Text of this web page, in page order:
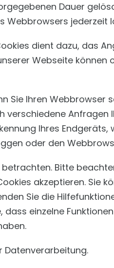
Dauer
Webbrowsers jederzeit
dient dazu, das
Webseite können
Ihren Webbrowser
verschiedene Anfragen
Ihres Endgeräts,
oder den
Bitte
akzeptieren. Sie
Sie die
einzelne
Datenverarbeitung.